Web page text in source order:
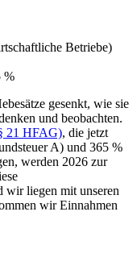
Betriebe)
%
gesenkt, wie sie
und beobachten.
21 HFAG), die jetzt
A) und 365 %
werden 2026 zur
wir liegen mit unseren
wir Einnahmen